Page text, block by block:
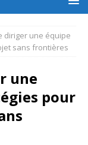
diriger une équipe
sans frontières
une
pour